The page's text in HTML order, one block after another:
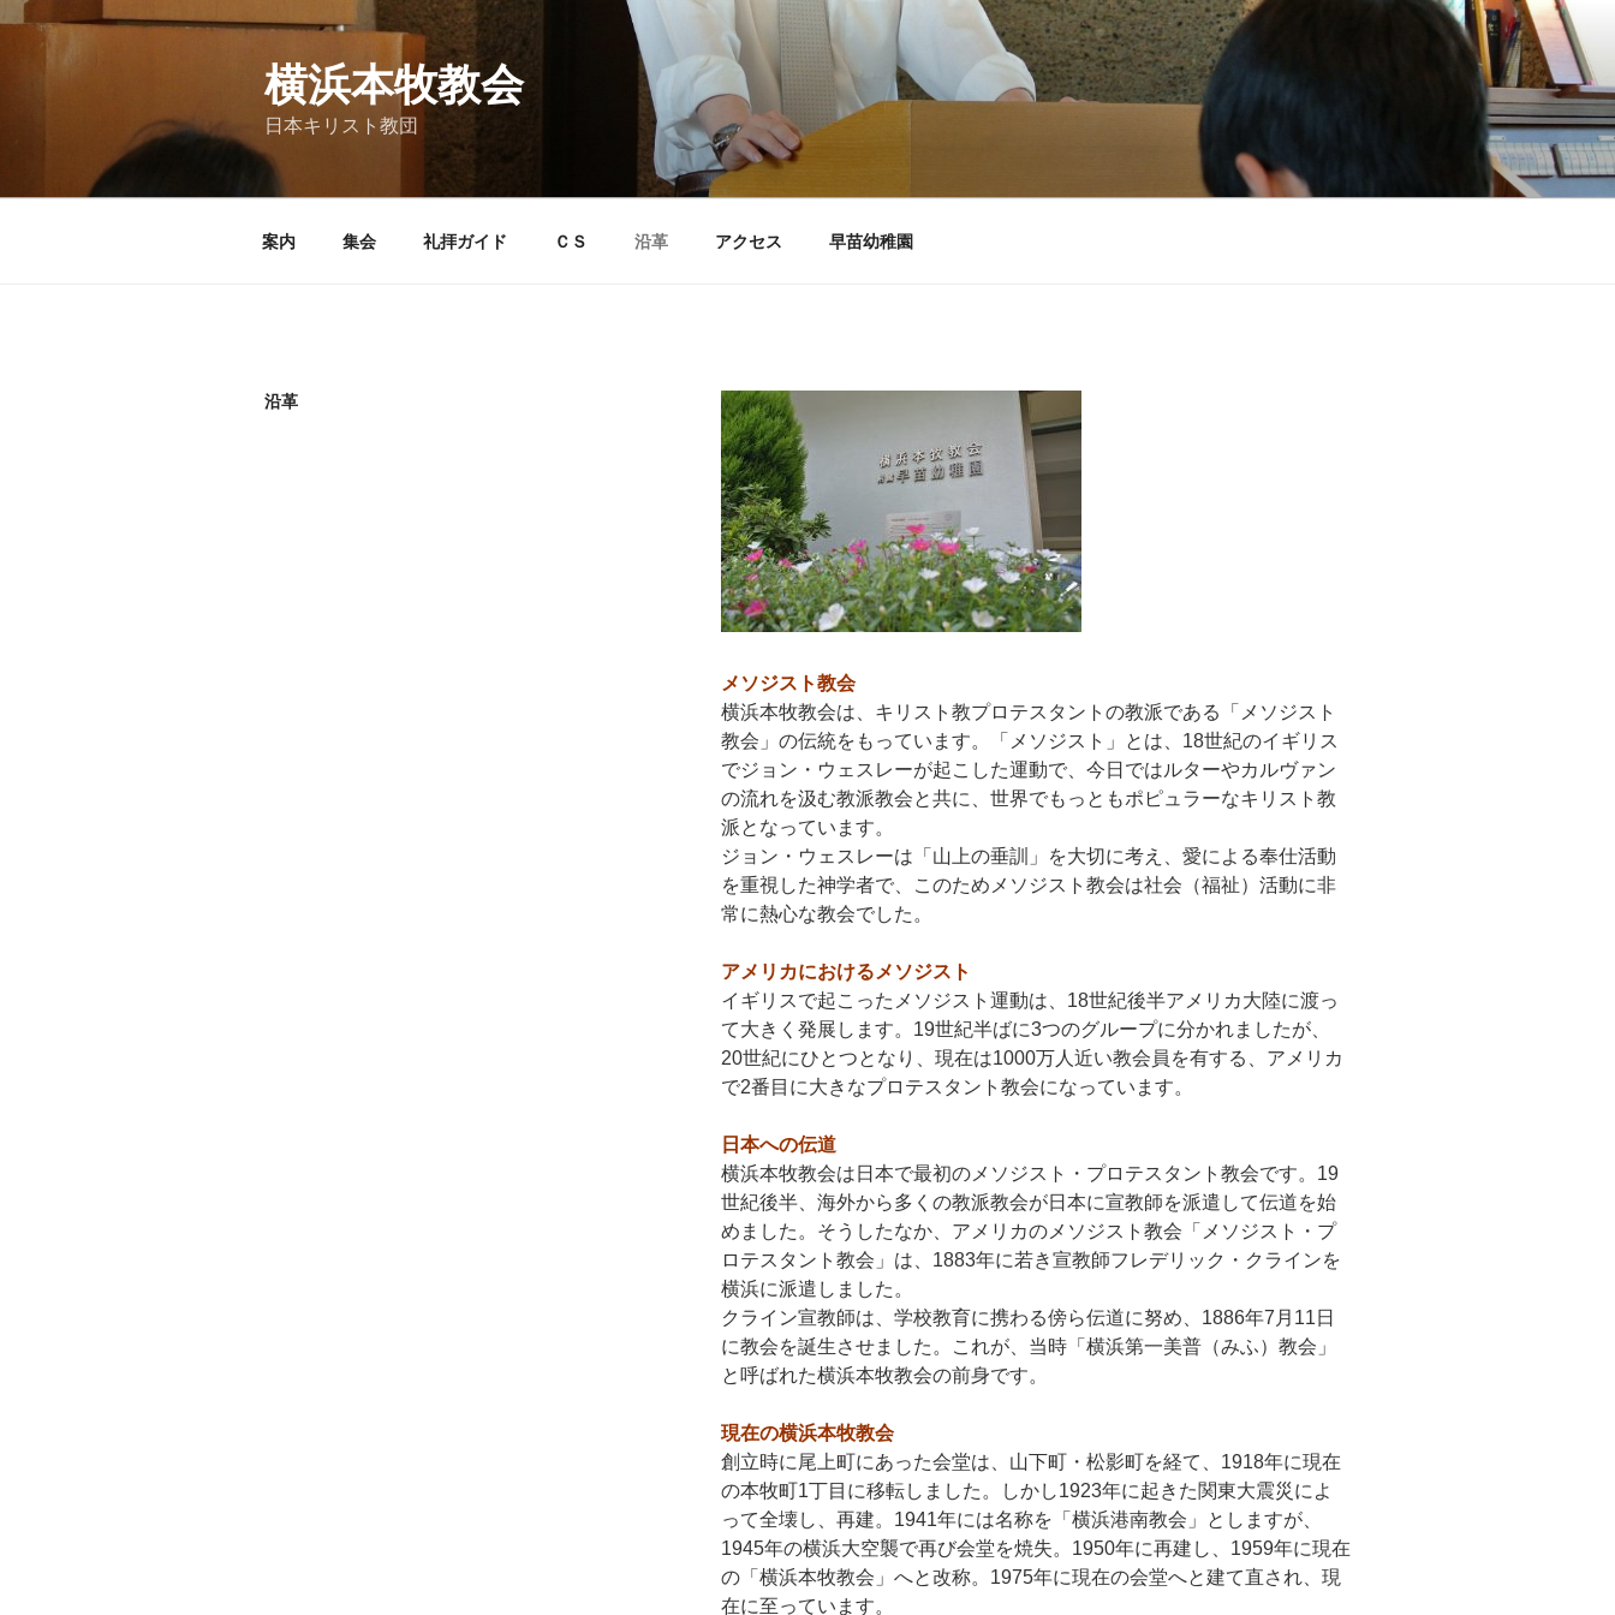
横浜本牧教会
日本キリスト教団
案内 集会 礼拝ガイド ＣＳ 沿革 アクセス 早苗幼稚園
沿革
メソジスト教会
横浜本牧教会は、キリスト教プロテスタントの教派である「メソジスト
教会」の伝統をもっています。「メソジスト」とは、18世紀のイギリス
でジョン・ウェスレーが起こした運動で、今日ではルターやカルヴァン
の流れを汲む教派教会と共に、世界でもっともポピュラーなキリスト教
派となっています。
ジョン・ウェスレーは「山上の垂訓」を大切に考え、愛による奉仕活動
を重視した神学者で、このためメソジスト教会は社会（福祉）活動に非
常に熱心な教会でした。
アメリカにおけるメソジスト
イギリスで起こったメソジスト運動は、18世紀後半アメリカ大陸に渡っ
て大きく発展します。19世紀半ばに3つのグループに分かれましたが、
20世紀にひとつとなり、現在は1000万人近い教会員を有する、アメリカ
で2番目に大きなプロテスタント教会になっています。
日本への伝道
横浜本牧教会は日本で最初のメソジスト・プロテスタント教会です。19
世紀後半、海外から多くの教派教会が日本に宣教師を派遣して伝道を始
めました。そうしたなか、アメリカのメソジスト教会「メソジスト・プ
ロテスタント教会」は、1883年に若き宣教師フレデリック・クラインを
横浜に派遣しました。
クライン宣教師は、学校教育に携わる傍ら伝道に努め、1886年7月11日
に教会を誕生させました。これが、当時「横浜第一美普（みふ）教会」
と呼ばれた横浜本牧教会の前身です。
現在の横浜本牧教会
創立時に尾上町にあった会堂は、山下町・松影町を経て、1918年に現在
の本牧町1丁目に移転しました。しかし1923年に起きた関東大震災によ
って全壊し、再建。1941年には名称を「横浜港南教会」としますが、
1945年の横浜大空襲で再び会堂を焼失。1950年に再建し、1959年に現在
の「横浜本牧教会」へと改称。1975年に現在の会堂へと建て直され、現
在に至っています。